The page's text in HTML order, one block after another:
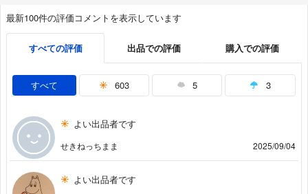
最新100件の評価コメントを表示しています
すべての評価 出品での評価 購入での評価
すべて 603 5 3
よい出品者です
せきねっちまま 2025/09/04
よい出品者です